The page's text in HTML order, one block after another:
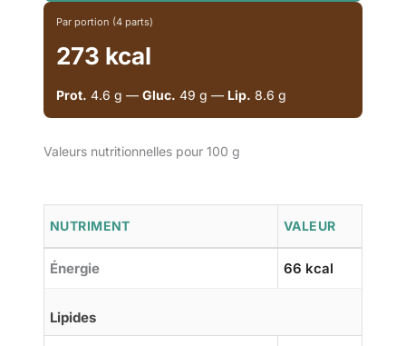
Par portion (4 parts)
273 kcal
Prot. 4.6 g — Gluc. 49 g — Lip. 8.6 g
Valeurs nutritionnelles pour 100 g
NUTRIMENT VALEUR
Énergie 66 kcal
Lipides